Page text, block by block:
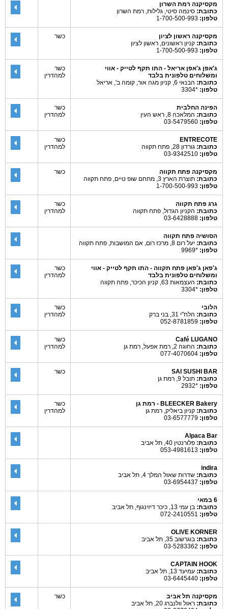
מקסיקנה רמת השרון
כתובת: סינמה סיטי, גלילות, רמת השרון
טלפון:
מקסיקנה ראשון לציון
כתובת: קניון ראשונים, ראשון לציון
טלפון:
כשר
ג'אפן ג'אפן אריאל - התו תקף לטייק - אווי
ומשלוחים טלפונית בלבד
כתובת: הבנאי 6, קניון מגה אור, קומה ב', אריאל
טלפון: *3304
כשר
למהדרין
הפינה החלבית
כתובת: המלאכה 8, ראש העין
טלפון:
כשר
למהדרין
ENTRECOTE
כתובת: גורדון 28, פתח תקווה
טלפון:
כשר
למהדרין
מקסיקנה פתח תקווה
כתובת: תוצרת הארץ 3, מתחם שופ טיים, פתח תקווה
טלפון:
כשר
גרג פתח תקווה
כתובת: הקניון הגדול, פתח תקווה
טלפון:
כשר
למהדרין
הסושיה פתח תקווה
כתובת: יעל רום 8, מרכז רום, אם המושבות, פתח תקווה
טלפון: *9969
ג'פאן ג'פאן פתח תקווה - התו תקף לטייק - אווי
ומשלוחים טלפונית בלבד
כתובת: העצמאות 63, קניון הכיכר, פתח תקווה
טלפון: *3304
כשר
למהדרין
הלובי
כתובת: הלח"י 31, בני ברק
טלפון:
כשר
למהדרין
Café LUGANO
כתובת: החוגה 2, רמת אפעל, רמת גן
טלפון:
כשר
למהדרין
SAI SUSHI BAR
כתובת: תובל 9, רמת גן
טלפון: *2932
כשר
BLEECKER Bakery - רמת גן
כתובת: קניון ביאליק, רמת גן
טלפון:
כשר
למהדרין
Alpaca Bar
כתובת: פלורנטין 40, תל אביב
טלפון:
indira
כתובת: שדרות שאול המלך 4, תל אביב
טלפון:
6 במאי
כתובת: בן עמי 13, כיכר דיזינגוף, תל אביב
טלפון:
OLIVE KORNER
כתובת: בוגרשוב 35, תל אביב
טלפון:
CAPTAIN HOOK
כתובת: עמיעד 13, תל אביב
טלפון:
מקסיקנה תל אביב
כתובת: ראול וולנברג 20, תל אביב
כשר